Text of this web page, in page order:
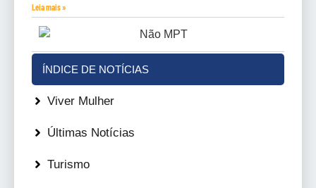
Leia mais »
ÍNDICE DE NOTÍCIAS
Viver Mulher
Últimas Notícias
Turismo